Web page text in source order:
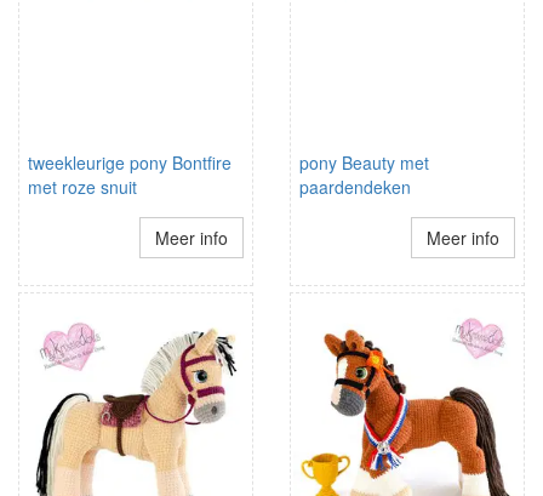
tweekleurige pony Bontfire
met roze snuit
Meer info
pony Beauty met
paardendeken
Meer info